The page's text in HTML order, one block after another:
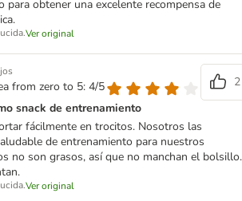
para obtener una excelente recompensa de
Ver original
from zero to 5: 4/5
2
snack de entrenamiento
fácilmente en trocitos. Nosotros las
de entrenamiento para nuestros
no son grasos, así que no manchan el bolsillo.
Ver original